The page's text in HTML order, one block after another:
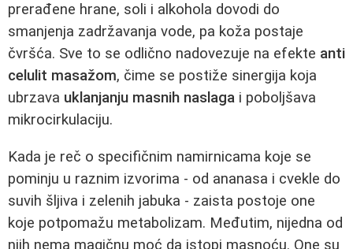
prerađene hrane, soli i alkohola dovodi do
smanjenja zadržavanja vode, pa koža postaje
čvršća. Sve to se odlično nadovezuje na efekte anti
celulit masažom, čime se postiže sinergija koja
ubrzava uklanjanju masnih naslaga i poboljšava
mikrocirkulaciju.
Kada je reč o specifičnim namirnicama koje se
pominju u raznim izvorima - od ananasa i cvekle do
suvih šljiva i zelenih jabuka - zaista postoje one
koje potpomažu metabolizam. Međutim, nijedna od
njih nema magičnu moć da istopi masnoću. One su